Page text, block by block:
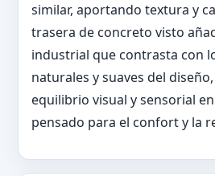
similar, aportando textura y
trasera de concreto visto
industrial que contrasta con
naturales y suaves del
equilibrio visual y sensorial
pensado para el confort y la